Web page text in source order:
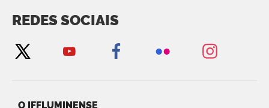
REDES SOCIAIS
O IFFLUMINENSE